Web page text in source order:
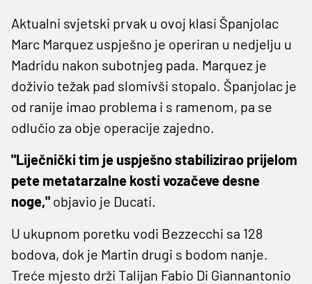
Aktualni svjetski prvak u ovoj klasi Španjolac
Marc Marquez uspješno je operiran u nedjelju u
Madridu nakon subotnjeg pada. Marquez je
doživio težak pad slomivši stopalo. Španjolac je
od ranije imao problema i s ramenom, pa se
odlučio za obje operacije zajedno.
"Liječnički tim je uspješno stabilizirao prijelom
pete metatarzalne kosti vozačeve desne
noge," objavio je Ducati.
U ukupnom poretku vodi Bezzecchi sa 128
bodova, dok je Martin drugi s bodom nanje.
Treće mjesto drži Talijan Fabio Di Giannantonio